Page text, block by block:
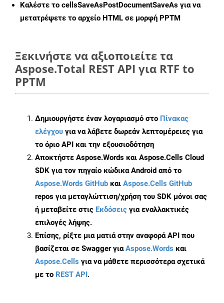
Καλέστε το cellsSaveAsPostDocumentSaveAs για να
μετατρέψετε το αρχείο HTML σε μορφή PPTM
Ξεκινήστε να αξιοποιείτε τα
Aspose.Total REST API για RTF to
PPTM
Δημιουργήστε έναν λογαριασμό στο Πίνακας
ελέγχου για να λάβετε δωρεάν λεπτομέρειες για
το όριο API και την εξουσιοδότηση
Αποκτήστε Aspose.Words και Aspose.Cells Cloud
SDK για τον πηγαίο κώδικα Android από το
Aspose.Words GitHub και Aspose.Cells GitHub
repos για μεταγλώττιση/χρήση του SDK μόνοι σας
ή μεταβείτε στις Εκδόσεις για εναλλακτικές
επιλογές λήψης.
Επίσης, ρίξτε μια ματιά στην αναφορά API που
βασίζεται σε Swagger γιαAspose.Words και
Aspose.Cells για να μάθετε περισσότερα σχετικά
με το REST API.